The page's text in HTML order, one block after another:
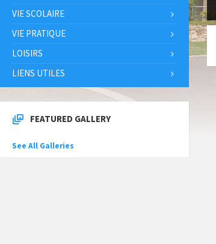
VIE SCOLAIRE
VIE PRATIQUE
LOISIRS
LIENS UTILES
FEATURED GALLERY
See All Galleries